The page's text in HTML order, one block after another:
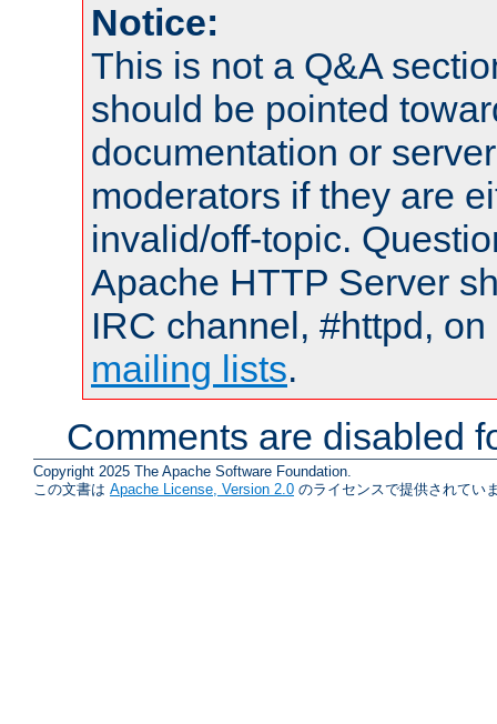
Notice:
This is not a Q&A
should be pointed
documentation or
moderators if they are
invalid/off-topic.
Apache HTTP Server
IRC channel, #httpd,
mailing lists.
Comments are disabled
Copyright 2025 The Apache Software Foundation.
この文書は Apache License, Version 2.0 のライセンスで提供されてい